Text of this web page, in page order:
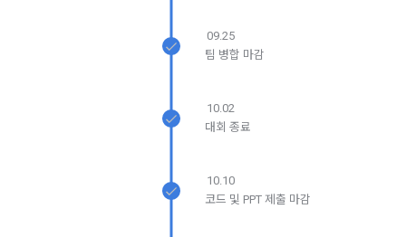
2. "회사"는 필요한 경우 서비스의 내용을 추가 또는 변경할 수
3. 서비스의 이용은 “회사”의 업무상 또는 기술상 특별한 지장이
시간과 불가항력의 사유가 발생한 때에는 예외로 한다.
회원 가입 의사의 확인, 이용자 및 법정대리인의 본인 확인, 이용
자 식별, 회원탈퇴 의사의 확인 등 회원관리를 위하여 개인정보
콘텐츠 등 기존 서비스 제공(광고 포함)에 더하여, 인구통계학적
비스 제공 등 신규 서비스 요소의 발굴 및 기존 서비스 개선 등
을 위하여 개인정보를 이용합니다.
09.25
팀 병합 마감
10.02
대회 종료
10.10
코드 및 PPT 제출 마감